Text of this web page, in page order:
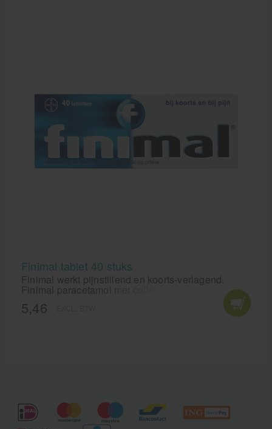
Finimal tablet 40 stuks
Finimal werkt pijnstillend en koorts-verlagend.
Finimal paracetamol met coffeine 500/50mg. 40
tabletten in een doos.
5,46